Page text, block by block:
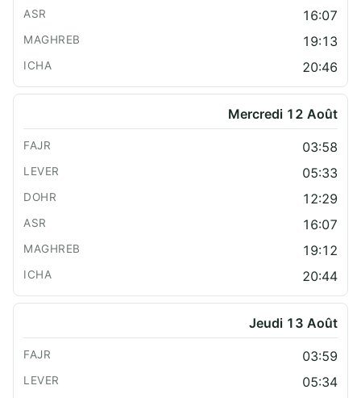
16:07
19:13
20:46
Mercredi 12 Août
03:58
05:33
12:29
16:07
19:12
20:44
Jeudi 13 Août
03:59
05:34